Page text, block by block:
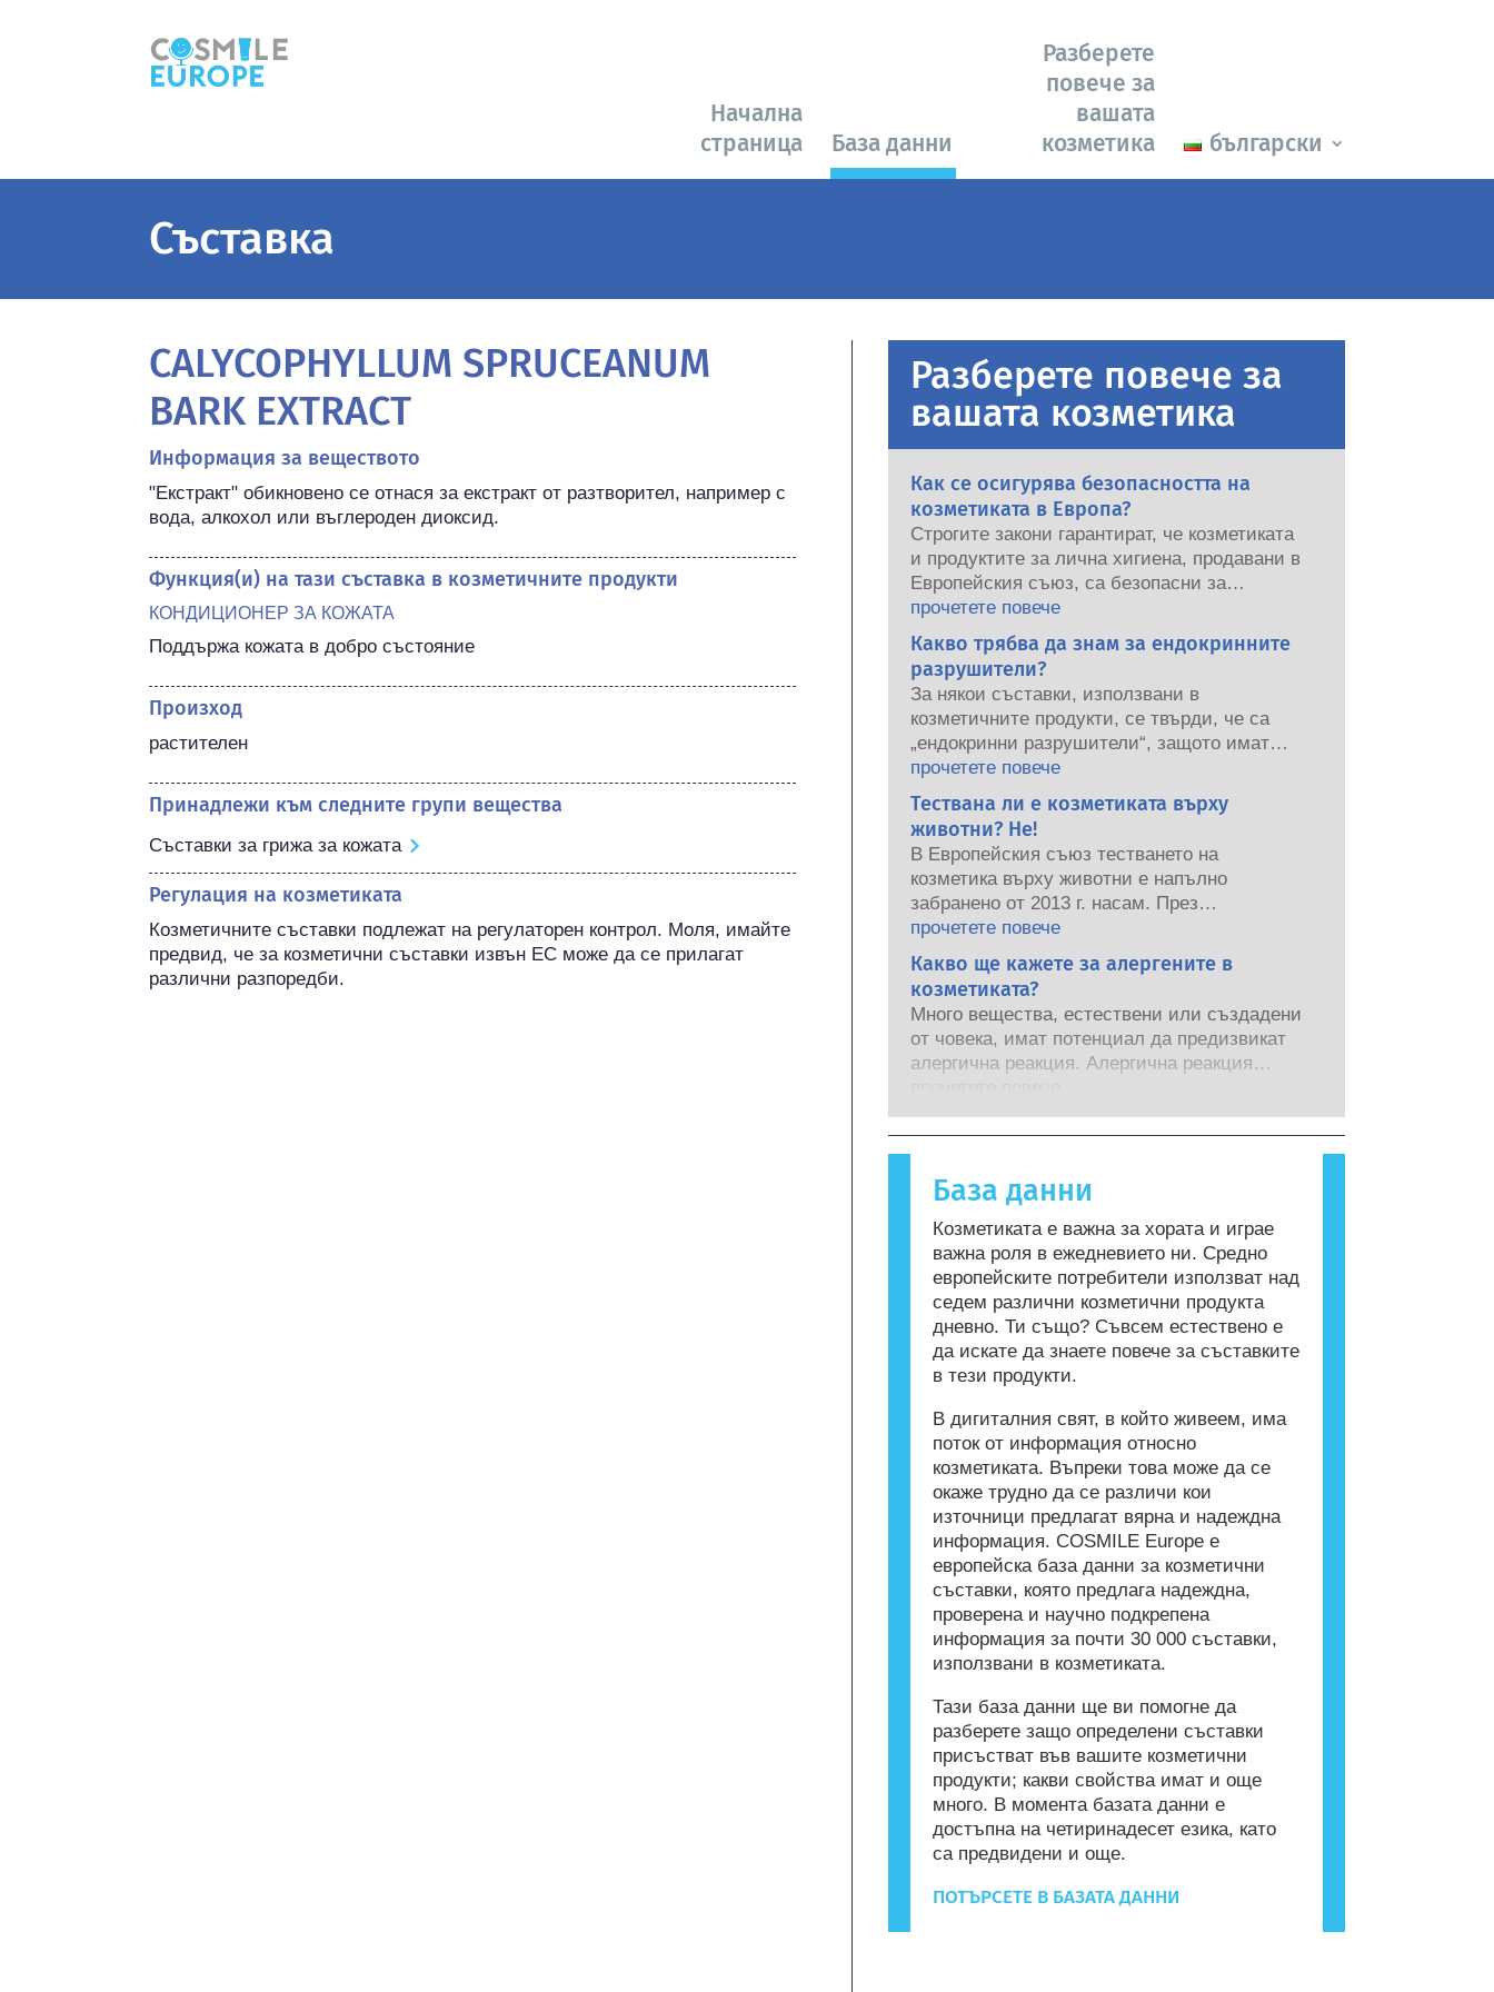
Начална
страница
База данни
Разберете
повече за
вашата
козметика
български
Съставка
CALYCOPHYLLUM SPRUCEANUM
BARK EXTRACT
Информация за веществото
"Екстракт" обикновено се отнася за екстракт от разтворител, например с
вода, алкохол или въглероден диоксид.
Функция(и) на тази съставка в козметичните продукти
КОНДИЦИОНЕР ЗА КОЖАТА
Поддържа кожата в добро състояние
Произход
растителен
Принадлежи към следните групи вещества
Съставки за грижа за кожата
Регулация на козметиката
Козметичните съставки подлежат на регулаторен контрол. Моля, имайте
предвид, че за козметични съставки извън ЕС може да се прилагат
различни разпоредби.
Разберете повече за
вашата козметика
Как се осигурява безопасността на
козметиката в Европа?
Строгите закони гарантират, че козметиката
и продуктите за лична хигиена, продавани в
Европейския съюз, са безопасни за
употреба от хората. Компаниите,
националните и европейските регулаторни
органи споделят отговорността при
осигуряванете на безопасността на
козметичните продукти.
прочетете повече
Какво трябва да знам за ендокринните
разрушители?
За някои съставки, използвани в
козметичните продукти, се твърди, че са
„ендокринни разрушители“, защото имат
потенциала да имитират някои от
свойствата на нашите хормони. Само
защото нещо има потенциала да имитира
хормон, не означава, че ще наруши нашата
ендокринна система. Много вещества,
включително естествени, имитиращи
хормони, но много малко, и това са
предимно мощни лекарства, някога са
доказвали, че причиняват смущения в
ендокринната система. Строгите оценки на
безопасността на продуктите от
квалифицирани научни експерти, които
компаниите са задължени по закон да
ендокринни смущения.
прочетете повече
Тествана ли е козметиката върху
животни? Не!
В Европейския съюз тестването на
козметика върху животни е напълно
забранено от 2013 г. насам. През
последните 30 години, много преди
забраната да влезе в сила, индустрията за
козметика и лична хигиена инвестира в
научноизследователска и развойна дейност,
за да бъде пионер в алтернативите на
инструментите за тестване върху животни
за оценка на безопасността на козметичните
прочетете повече
Какво ще кажете за алергените в
козметиката?
Много вещества, естествени или създадени
от човека, имат потенциал да предизвикат
алергична реакция. Алергична реакция
повечето хора. Вещество, което предизвиква
алергична реакция, се нарича алерген.
Козметиката и продуктите за лична хигиена
могат да съдържат съставки, които могат да
бъдат алергични за някои хора. Това не
означава, че продуктът не е безопасен за
употреба от други потребители.
База данни
Козметиката е важна за хората и играе
важна роля в ежедневието ни. Средно
европейските потребители използват над
седем различни козметични продукта
дневно. Ти също? Съвсем естествено е
да искате да знаете повече за съставките
в тези продукти.
В дигиталния свят, в който живеем, има
поток от информация относно
козметиката. Въпреки това може да се
окаже трудно да се различи кои
източници предлагат вярна и надеждна
информация. COSMILE Europe е
европейска база данни за козметични
съставки, която предлага надеждна,
проверена и научно подкрепена
информация за почти 30 000 съставки,
използвани в козметиката.
Тази база данни ще ви помогне да
разберете защо определени съставки
присъстват във вашите козметични
продукти; какви свойства имат и още
много. В момента базата данни е
достъпна на четиринадесет езика, като
са предвидени и още.
ПОТЪРСЕТЕ В БАЗАТА ДАННИ